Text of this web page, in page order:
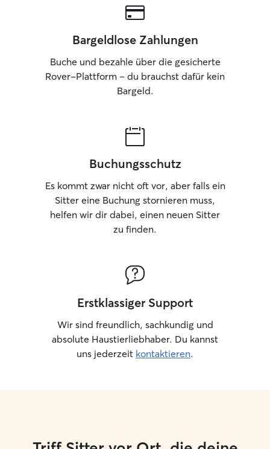
Bargeldlose Zahlungen
Buche und bezahle über die gesicherte
Rover-Plattform – du brauchst dafür kein
Bargeld.
Buchungsschutz
Es kommt zwar nicht oft vor, aber falls ein
Sitter eine Buchung stornieren muss,
helfen wir dir dabei, einen neuen Sitter
zu finden.
Erstklassiger Support
Wir sind freundlich, sachkundig und
absolute Haustierliebhaber. Du kannst
uns jederzeit kontaktieren.